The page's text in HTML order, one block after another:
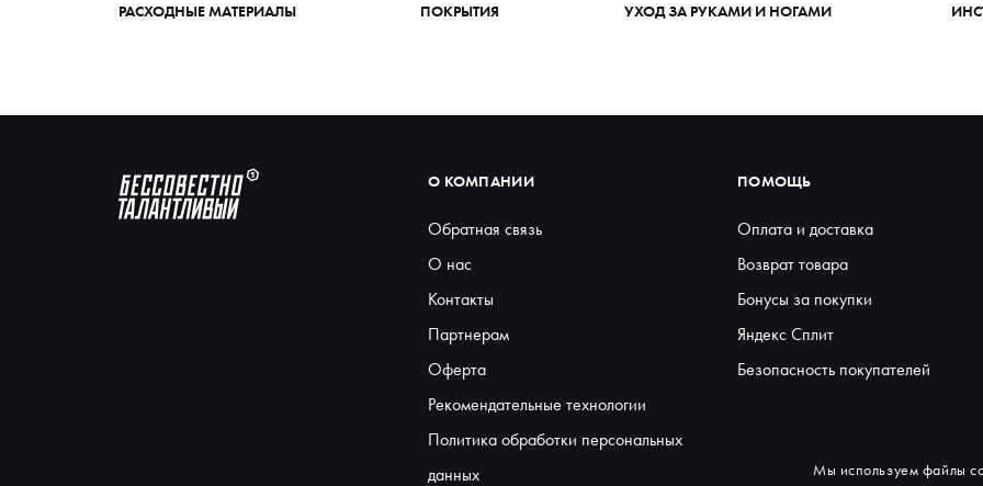
РАСХОДНЫЕ МАТЕРИАЛЫ ПОКРЫТИЯ УХОД ЗА РУКАМИ И НОГАМИ
О КОМПАНИИ
Обратная связь
О нас
Контакты
Партнерам
Оферта
Рекомендательные технологии
Политика обработки персональных
данных
ПОМОЩЬ
Оплата и доставка
Возврат товара
Бонусы за покупки
Яндекс Сплит
Безопасность покупателей
Мы используем файлы